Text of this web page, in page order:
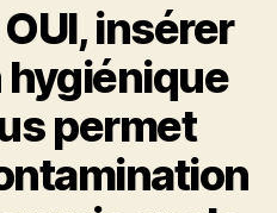
OUI, insérer
permet